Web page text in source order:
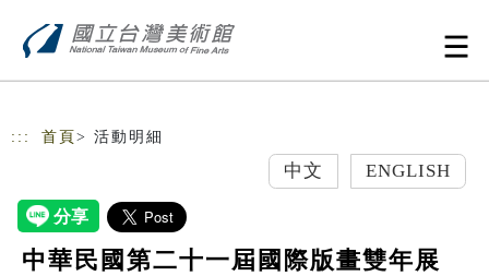
::: 首頁 > 活動明細
中文 ENGLISH
中華民國第二十一屆國際版畫雙年展